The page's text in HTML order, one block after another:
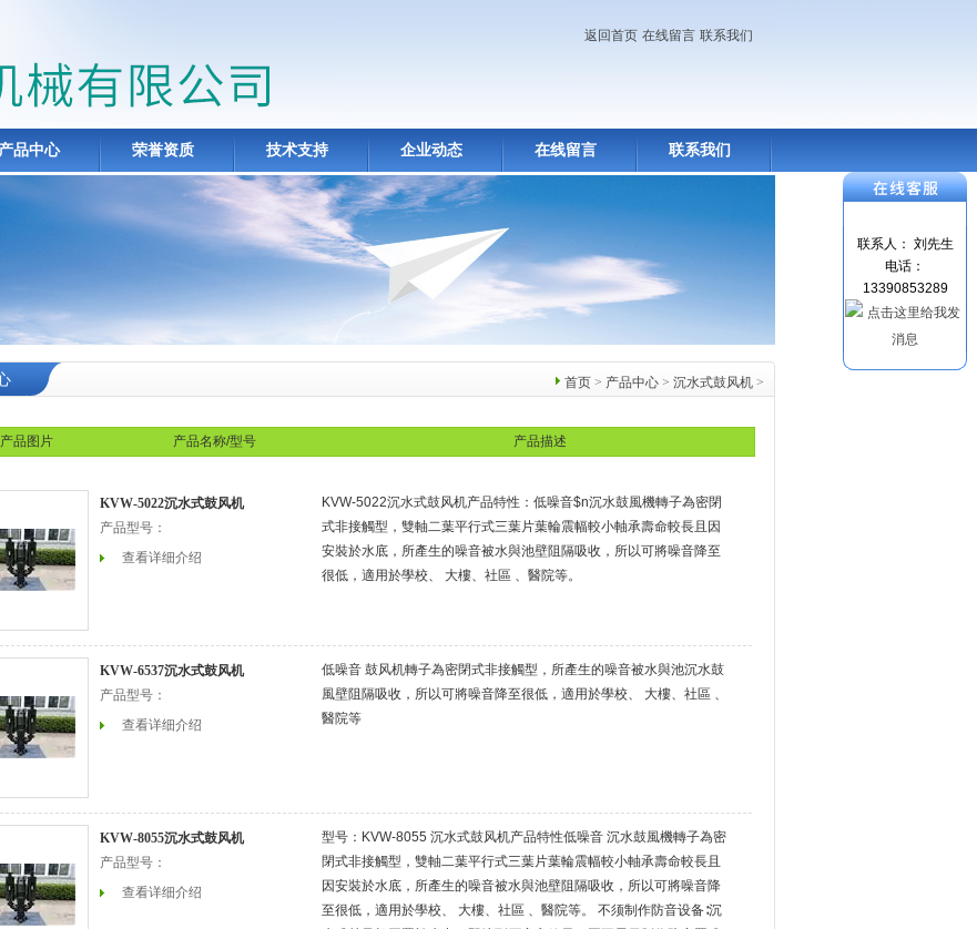
返回首页 在线留言 联系我们
产品中心 荣誉资质 技术支持 企业动态 在线留言 联系我们
首页 > 产品中心 > 沉水式鼓风机 >
产品图片 产品名称/型号 产品描述
KVW-5022沉水式鼓风机
产品型号：
查看详细介绍
KVW-5022沉水式鼓风机产品特性：低噪音$n沉水鼓風機轉子為密閉
式非接觸型，雙軸二葉平行式三葉片葉輪震幅較小軸承壽命較長且因
安裝於水底，所產生的噪音被水與池壁阻隔吸收，所以可將噪音降至
很低，適用於學校、 大樓、社區 、醫院等。
KVW-6537沉水式鼓风机
产品型号：
查看详细介绍
低噪音 鼓风机轉子為密閉式非接觸型，所產生的噪音被水與池沉水鼓
風壁阻隔吸收，所以可將噪音降至很低，適用於學校、 大樓、社區 、
醫院等
KVW-8055沉水式鼓风机
产品型号：
查看详细介绍
型号：KVW-8055 沉水式鼓风机产品特性低噪音 沉水鼓風機轉子為密
閉式非接觸型，雙軸二葉平行式三葉片葉輪震幅較小軸承壽命較長且
因安裝於水底，所產生的噪音被水與池壁阻隔吸收，所以可將噪音降
至很低，適用於學校、 大樓、社區 、醫院等。 不须制作防音设备∶沉
联系人： 刘先生
电话：
13390853289